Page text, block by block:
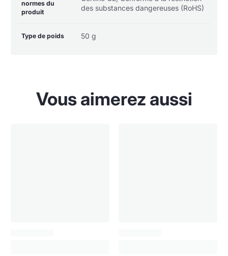
normes du
produit
des substances dangereuses (RoHS)
Type de poids 50 g
Vous aimerez aussi